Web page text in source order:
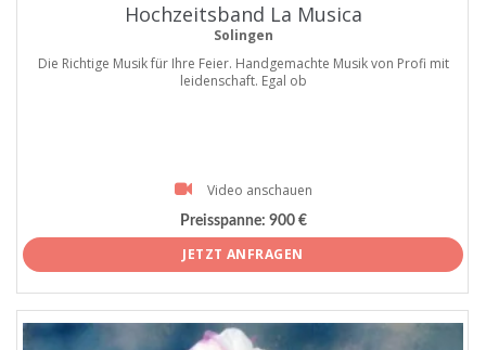
Hochzeitsband La Musica
Solingen
Die Richtige Musik für Ihre Feier. Handgemachte Musik von Profi mit
leidenschaft. Egal ob
Video anschauen
Preisspanne: 900 €
JETZT ANFRAGEN